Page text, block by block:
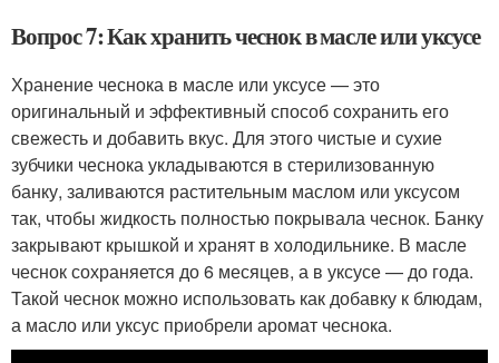
Вопрос 7: Как хранить чеснок в масле или уксусе
Хранение чеснока в масле или уксусе — это
оригинальный и эффективный способ сохранить его
свежесть и добавить вкус. Для этого чистые и сухие
зубчики чеснока укладываются в стерилизованную
банку, заливаются растительным маслом или уксусом
так, чтобы жидкость полностью покрывала чеснок. Банку
закрывают крышкой и хранят в холодильнике. В масле
чеснок сохраняется до 6 месяцев, а в уксусе — до года.
Такой чеснок можно использовать как добавку к блюдам,
а масло или уксус приобрели аромат чеснока.